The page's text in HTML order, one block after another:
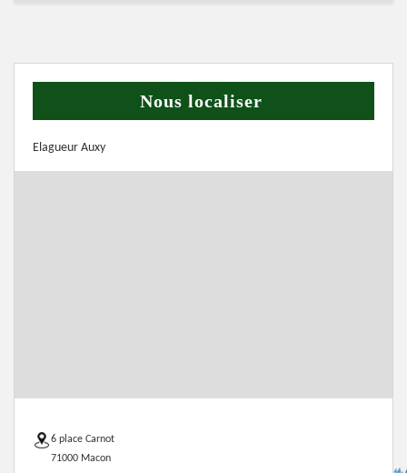
Nous localiser
Elagueur Auxy
6 place Carnot
71000 Macon